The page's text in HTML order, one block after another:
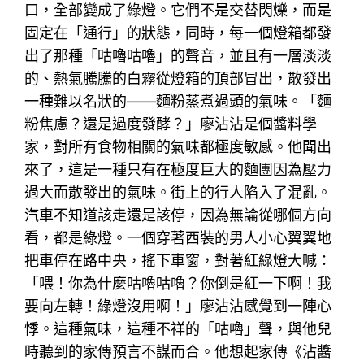
口，全部變成了綠燈。它們不是交替閃爍，而是
固定在「通行」的狀態，同時，每一個燈箱都發
出了那種「咕嚕咕嚕」的聲音，並且有一層淡淡
的、熱氣騰騰的白霧從燈箱的頂部冒出，散發出
一種難以名狀的——麵粉蒸煮過頭的氣味。「麵
粉焦慮？還是過度發酵？」廖沾沾是個醬料學
家，對所有食物相關的氣味都極度敏感。他聞出
來了，這是一種只有在極度巨大的麵團因為壓力
過大而散發出的氣味。街上的行人陷入了混亂。
汽車不知道該走還是該停，因為無論從哪個方向
看，都是綠燈。一個穿著西裝的男人小心翼翼地
把車停在路中央，搖下車窗，對著紅綠燈大喊：
「喂！你為什麼咕嚕咕嚕？你倒是紅一下啊！我
要向左轉！綠燈沒用啊！」廖沾沾感覺到一陣心
悸。這種氣味，這種不祥的「咕嚕」聲，與他兒
時聽到的家傳預言不謀而合。他想起家傳《沾醬